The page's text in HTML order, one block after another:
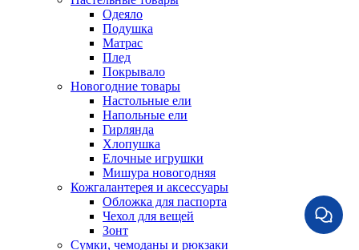
Одеяло
Подушка
Матрас
Плед
Покрывало
Новогодние товары
Настольные ели
Напольные ели
Гирлянда
Хлопушка
Елочные игрушки
Мишура новогодняя
Кожгалантерея и аксессуары
Обложка для паспорта
Чехол для вещей
Зонт
Сумки, чемоданы и рюкзаки